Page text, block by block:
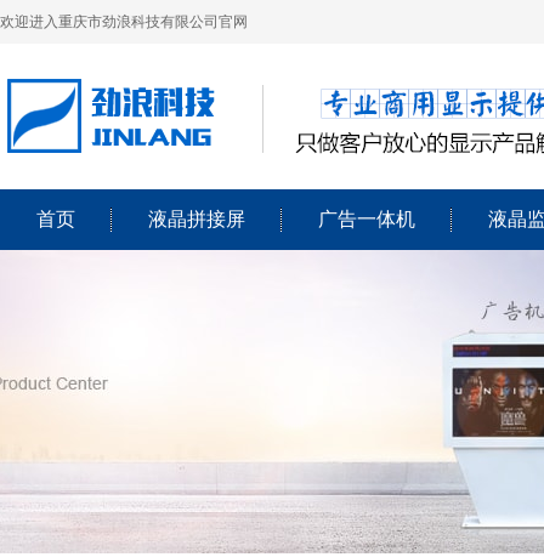
欢迎进入重庆市劲浪科技有限公司官网
首页 液晶拼接屏 广告一体机 液晶